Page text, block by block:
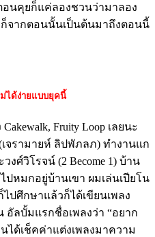
อนคุยก็แค่ลองชวนว่ามาลอง
ก็จากตอนนั้นเป็นต้นมาถึงตอนนี้
ได้ง่ายแบบยุคนี้
Fruity Loop เลยนะ
จรามายห์ ลิปพัภลภ) ทำงานแก
งศ์วิโรจน์ (2 Become 1) บ้าน
ปหมกอยู่บ้านเขา ผมเล่นเปียโน
ปศึกษาแล้วก็ได้เขียนเพลง
ลบั้มแรกชื่อเพลงว่า “อยาก
ได้เช็คค่าแต่งเพลงมาความ